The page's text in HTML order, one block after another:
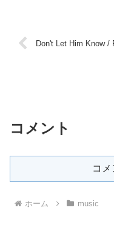
Don't Let Him Know /
コメント
コ
ホーム music